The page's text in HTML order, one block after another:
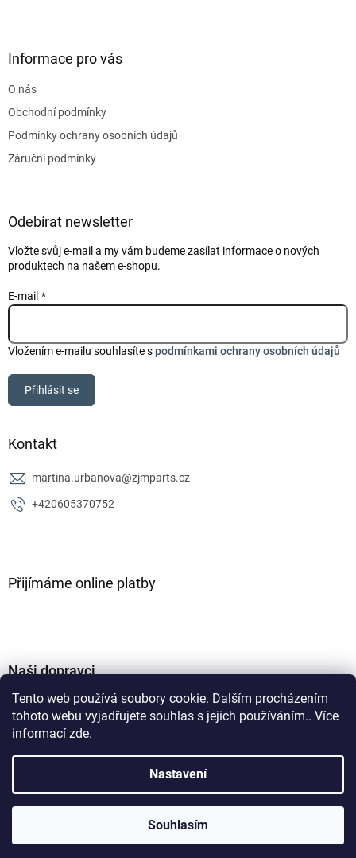
Tento web používá soubory cookie. Dalším procházením
tohoto webu vyjadřujete souhlas s jejich používáním.. Více
informací zde.
Nastavení
Souhlasím
Informace pro vás
O nás
Obchodní podmínky
Podmínky ochrany osobních údajů
Záruční podmínky
Odebírat newsletter
Vložte svůj e-mail a my vám budeme zasílat informace o nových
produktech na našem e-shopu.
E-mail
Vložením e-mailu souhlasíte spodmínkami ochrany osobních údajů
Přihlásit se
Kontakt
martina.urbanova@zjmparts.cz
+420605370752
Přijímáme online platby
Naši dopravci
Vytvořil Shoptet
ZJM parts s.r.o. Všechna práva vyhrazena.